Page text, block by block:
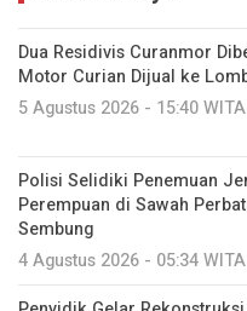
Dua Residivis Curanmor
Motor Curian Dijual ke
5 Agustus 2026 - 15:40 WITA
Polisi Selidiki Penemuan
Perempuan di Sawah
Sembung
4 Agustus 2026 - 05:34 WITA